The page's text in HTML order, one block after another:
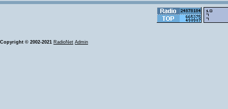
Copyright © 2002-2021 RadioNet Admin